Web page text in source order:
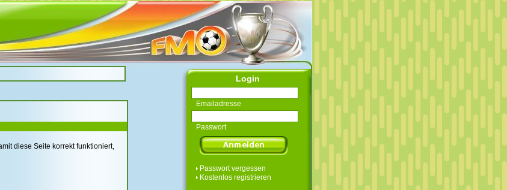
diese Seite korrekt funktioniert,
Login
Emailadresse
Passwort
Passwort vergessen
Kostenlos registrieren